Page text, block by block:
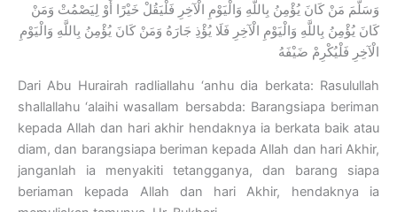
وَسَلَّمَ مَنْ كَانَ يُؤْمِنُ بِاللَّهِ وَالْيَوْمِ الْآخِرِ فَلْيَقُلْ خَيْرًا أَوْ لِيَصْمُتْ وَمَنْ
كَانَ يُؤْمِنُ بِاللَّهِ وَالْيَوْمِ الْآخِرِ فَلَا يُؤْذِ جَارَهُ وَمَنْ كَانَ يُؤْمِنُ بِاللَّهِ وَالْيَوْمِ
الْآخِرِ فَلْيُكْرِمْ ضَيْفَهُ
Dari Abu Hurairah radliallahu ‘anhu dia berkata: Rasulullah
shallallahu ‘alaihi wasallam bersabda: Barangsiapa beriman
kepada Allah dan hari akhir hendaknya ia berkata baik atau
diam, dan barangsiapa beriman kepada Allah dan hari Akhir,
janganlah ia menyakiti tetangganya, dan barang siapa
beriaman kepada Allah dan hari Akhir, hendaknya ia